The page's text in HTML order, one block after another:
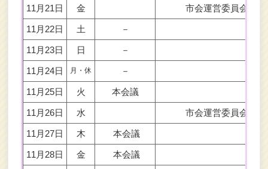
11月21日 金 市会運営委員会
11月22日 土 －
11月23日 日 －
11月24日 月・休 －
11月25日 火 本会議
11月26日 水 市会運営委員会
11月27日 木 本会議
11月28日 金 本会議